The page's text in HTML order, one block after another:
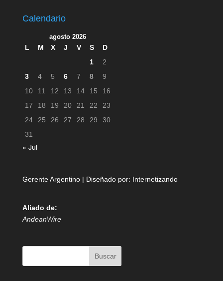
Calendario
agosto 2026
L M X J V S
D
1
2
3
4 5 6 7 8
9
10
11 12 13 14 15
16
17
18 19 20 21 22
23
24
25 26 27 28 29
30
31
« Jul
Gerente Argentino | Diseñado por: Internetizando
Aliado de:
AndeanWire